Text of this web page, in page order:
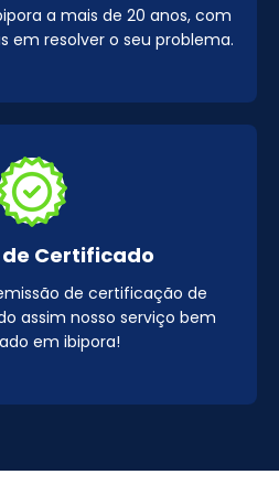
a mais de 20 anos, com
em resolver o seu problema.
de Certificado
de certificação de
assim nosso serviço bem
em ibipora!